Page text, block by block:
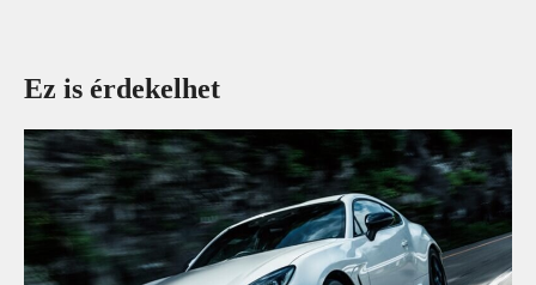
Ez is érdekelhet